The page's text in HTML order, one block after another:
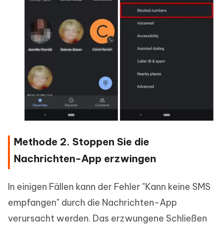
Methode 2. Stoppen Sie die
Nachrichten-App erzwingen
In einigen Fällen kann der Fehler "Kann keine SMS
empfangen" durch die Nachrichten-App
verursacht werden. Das erzwungene Schließen